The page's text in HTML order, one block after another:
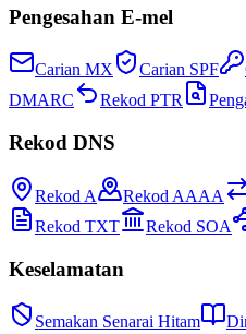
Pengesahan E-mel
Carian MX Carian SPF
DMARC
Rekod PTR
Rekod DNS
Rekod A Rekod AAAA
Rekod TXT
Rekod SOA
Keselamatan
Semakan Senarai Hitam